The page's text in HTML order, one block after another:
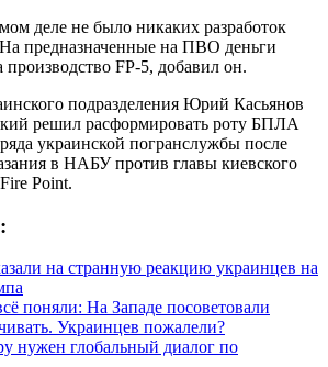
деле не было никаких разработок
предназначенные на ПВО деньги
FP-5, добавил он.
подразделения Юрий Касьянов
решил расформировать роту БПЛА
украинской погранслужбы после
в НАБУ против главы киевского
Point.
на странную реакцию украинцев на
поняли: На Западе посоветовали
Украинцев пожалели?
нужен глобальный диалог по